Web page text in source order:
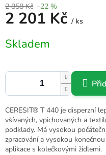
2 858 Kč –22 %
2 201 Kč / ks
cena:
Skladem
CERESIT® T 440 je disperzní
všívaných, vpichovaných a
podklady. Má vysokou
zpracování a vysokou
aplikace s kolečkovými židlemi.